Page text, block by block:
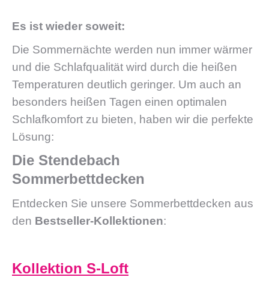
Es ist wieder soweit:
Die Sommernächte werden nun immer wärmer
und die Schlafqualität wird durch die heißen
Temperaturen deutlich geringer. Um auch an
besonders heißen Tagen einen optimalen
Schlafkomfort zu bieten, haben wir die perfekte
Lösung:
Die Stendebach
Sommerbettdecken
Entdecken Sie unsere Sommerbettdecken aus
den Bestseller-Kollektionen:
Kollektion S-Loft